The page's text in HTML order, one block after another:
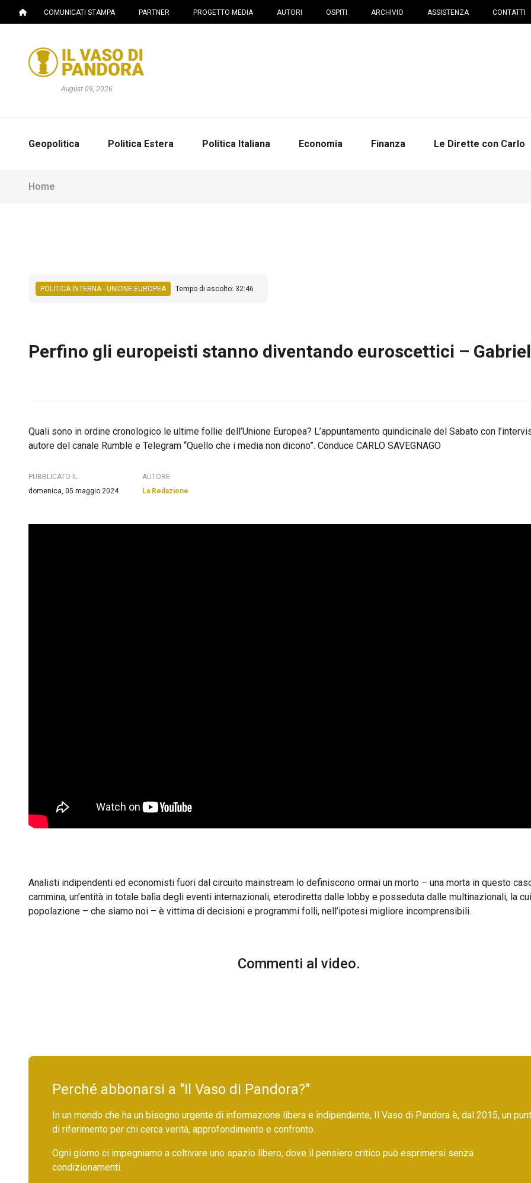
COMUNICATI STAMPA PARTNER PROGETTO MEDIA AUTORI OSPITI ARCHIVIO ASSISTENZA CONTATTI
August 09, 2026
Geopolitica Politica Estera Politica Italiana Economia Finanza Le Dirette con Carlo
Home
POLITICA INTERNA - UNIONE EUROPEA Tempo di ascolto: 32:46
Perfino gli europeisti stanno diventando euroscettici –
Quali sono in ordine cronologico le ultime follie dell’Unione Europea? L’appuntamento quindicinale del Sabato con
autore del canale Rumble e Telegram “Quello che i media non dicono”. Conduce CARLO SAVEGNAGO
PUBBLICATO IL
domenica, 05 maggio 2024
AUTORE
La Redazione
Analisti indipendenti ed economisti fuori dal circuito mainstream lo definiscono ormai un morto – una morta in questo
cammina, un’entità in totale balìa degli eventi internazionali, eterodiretta dalle lobby e posseduta dalle multinazionali, la cui
popolazione – che siamo noi – è vittima di decisioni e programmi folli, nell’ipotesi migliore incomprensibili.
Commenti al video.
Perché abbonarsi a "Il Vaso di Pandora?"
In un mondo che ha un bisogno urgente di informazione libera e indipendente, Il Vaso di Pandora è, dal 2015, un
di riferimento per chi cerca verità, approfondimento e confronto.
Ogni giorno ci impegniamo a coltivare uno spazio libero, dove il pensiero critico può esprimersi senza
condizionamenti.